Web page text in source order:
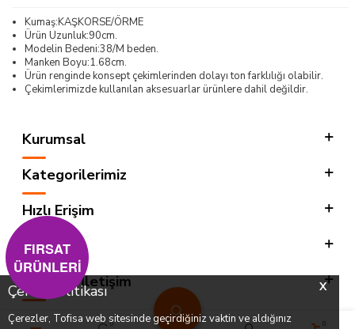
X
Çerez Politikası
Çerezler, Tofisa web sitesinde geçirdiğiniz vaktin ve aldığınız
0 0
Kumaş:KAŞKORSE/ÖRME
Ürün Uzunluk:90cm.
Modelin Bedeni:38/M beden.
Manken Boyu:1.68cm.
Ürün renginde konsept çekimlerinden dolayı ton farklılığı olabilir.
Çekimlerimizde kullanılan aksesuarlar ürünlere dahil değildir.
Kurumsal
Kategorilerimiz
Hızlı Erişim
Sosyal
Adres & İletişim
FIRSAT
ÜRÜNLERİ